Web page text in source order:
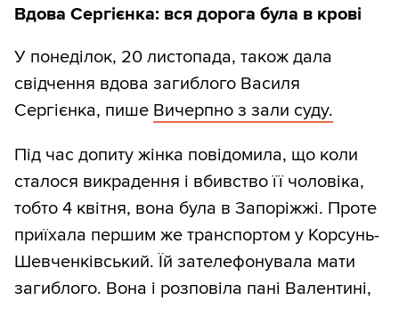
Вдова Сергієнка: вся дорога була в крові
У понеділок, 20 листопада, також дала
свідчення вдова загиблого Василя
Сергієнка, пише Вичерпно з зали суду.
Під час допиту жінка повідомила, що коли
сталося викрадення і вбивство її чоловіка,
тобто 4 квітня, вона була в Запоріжжі. Проте
приїхала першим же транспортом у Корсунь-
Шевченківський. Їй зателефонувала мати
загиблого. Вона і розповіла пані Валентині,